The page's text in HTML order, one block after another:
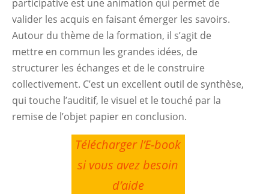
participative est une animation qui permet de
valider les acquis en faisant émerger les savoirs.
Autour du thème de la formation, il s’agit de
mettre en commun les grandes idées, de
structurer les échanges et de le construire
collectivement. C’est un excellent outil de synthèse,
qui touche l’auditif, le visuel et le touché par la
remise de l’objet papier en conclusion.
Télécharger l’E-book
si vous avez besoin
d’aide